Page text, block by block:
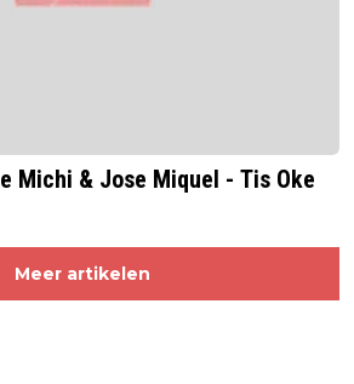
Michi & Jose Miquel - Tis Oke
Meer artikelen